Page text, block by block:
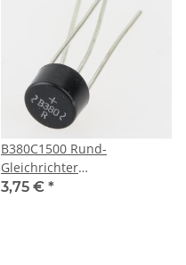
B380C1500 Rund-
Gleichrichter
Brückengleichrichter
3,75 € *